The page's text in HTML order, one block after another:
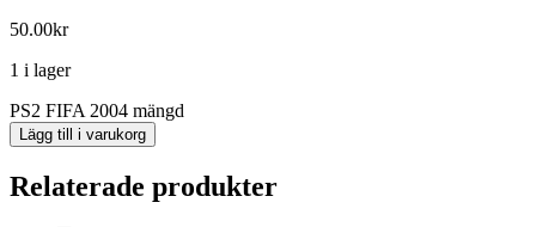
50.00kr
1 i lager
PS2 FIFA 2004 mängd
Lägg till i varukorg
Relaterade produkter